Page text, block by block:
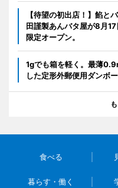
【待望の初出店！】餡と
田謹製あんバタ屋が8月
限定オープン。
1gでも箱を軽く。最薄
した定形外郵便用ダンボ
食べる
暮らす・働く